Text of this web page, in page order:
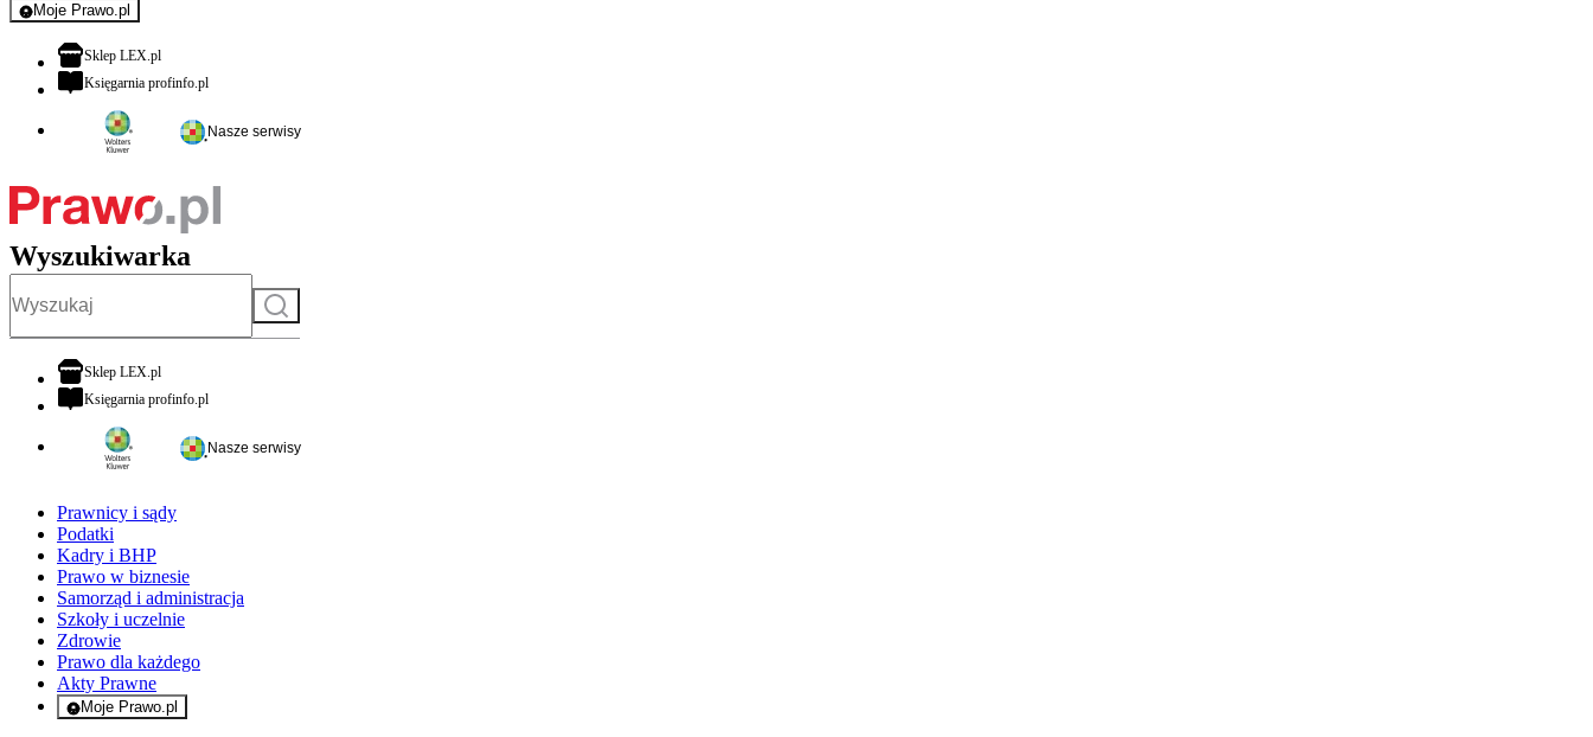
Moje Prawo.pl
- rejestracja i logowanie do serwisu
Sklep LEX.plotwiera się w nowej karcie
Księgarnia profinfo.plotwiera się w nowej karcie
Nasze serwisy
Wyszukiwarka
Szukaj
Sklep LEX.plotwiera się w nowej karcie
Księgarnia profinfo.plotwiera się w nowej karcie
Nasze serwisy
Prawnicy i sądy
Podatki
Kadry i BHP
Prawo w biznesie
Samorząd i administracja
Szkoły i uczelnie
Zdrowie
Prawo dla każdego
Akty Prawne
Moje Prawo.pl
- rejestracja i logowanie do serwisu